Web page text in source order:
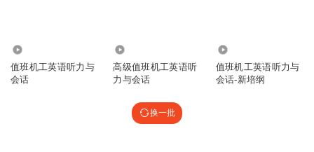
值班机工英语听力与
会话
高级值班机工英语听
力与会话
值班机工英语听力与
会话-新培纲
换一批